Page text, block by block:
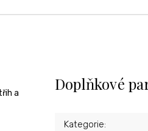
a
Doplňkové
Kategorie: